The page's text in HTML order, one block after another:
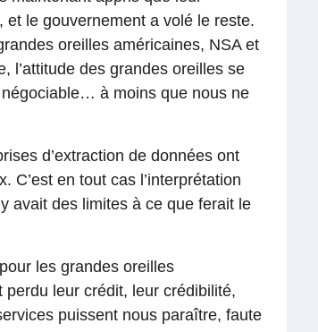
le gouvernement a volé le reste.
oreilles américaines, NSA et
l’attitude des grandes oreilles se
à moins que nous ne
d’extraction de données ont
C’est en tout cas l’interprétation
avait des limites à ce que ferait le
les grandes oreilles
leur crédit, leur crédibilité,
puissent nous paraître, faute